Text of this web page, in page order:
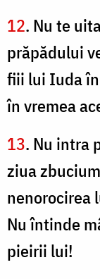
12. Nu te
prăpădului
fiii lui Iuda
în vremea
13. Nu intra
ziua
nenorocirea
Nu întinde
pieirii lui!